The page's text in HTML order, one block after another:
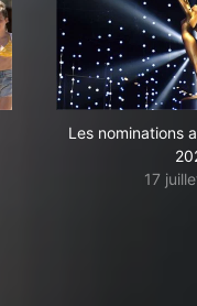
Les nominations
17